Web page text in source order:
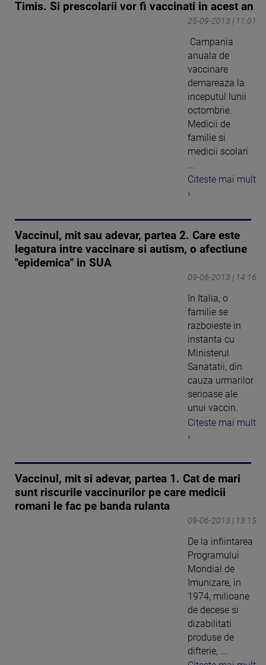
Timis. Si prescolarii vor fi vaccinati in acest an
25-09-2013 | 11:01
Campania
anuala de
vaccinare
demareaza la
inceputul lunii
octombrie.
Medicii de
familie si
medicii scolari
Citeste mai mult
›
Vaccinul, mit sau adevar, partea 2. Care este
legatura intre vaccinare si autism, o afectiune
"epidemica" in SUA
09-06-2013 | 14:16
In Italia, o
familie se
razboieste in
instanta cu
Ministerul
Sanatatii, din
cauza urmarilor
serioase ale
unui vaccin.
Citeste mai mult
›
Vaccinul, mit si adevar, partea 1. Cat de mari
sunt riscurile vaccinurilor pe care medicii
romani le fac pe banda rulanta
09-06-2013 | 13:15
De la infiintarea
Programului
Mondial de
Imunizare, in
1974, milioane
de decese si
dizabilitati
produse de
difterie, ...